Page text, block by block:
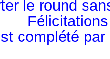
le round
complété par